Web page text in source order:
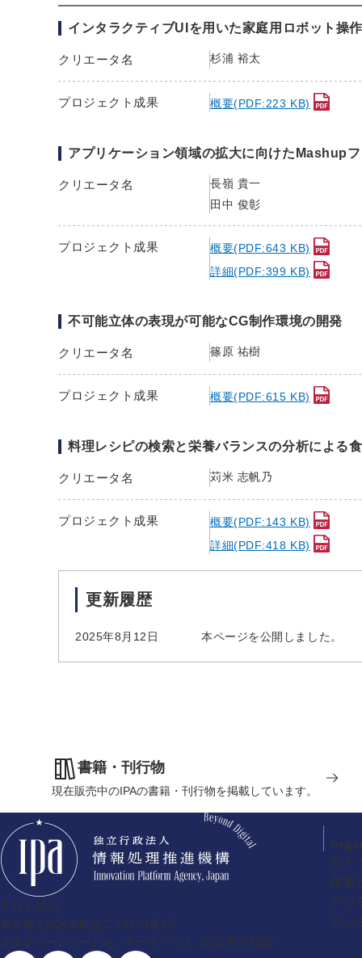
インタラクティブUIを用いた家庭用ロボット操
クリエータ名 杉浦 裕太
プロジェクト成果 概要(PDF:223 KB)
アプリケーション領域の拡大に向けたMashup
クリエータ名
長嶺 貴一
田中 俊彰
プロジェクト成果
概要(PDF:643 KB)
詳細(PDF:399 KB)
不可能立体の表現が可能なCG制作環境の開発
クリエータ名 篠原 祐樹
プロジェクト成果 概要(PDF:615 KB)
料理レシピの検索と栄養バランスの分析による
クリエータ名 苅米 志帆乃
プロジェクト成果
概要(PDF:143 KB)
詳細(PDF:418 KB)
更新履歴
2025年8月12日 本ページを公開しました。
書籍・刊行物
現在販売中のIPAの書籍・刊行物を掲載しています。
〒113-6591
東京都文京区本駒込二丁目28番8号
文京グリーンコートセンターオフィス（総合受付13階）
セキ
産業
デジ
デジ